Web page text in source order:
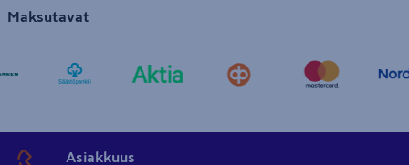
Maksutavat
Asiakkuus